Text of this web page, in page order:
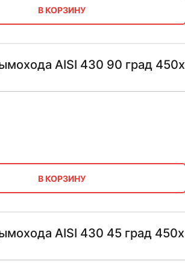
В КОРЗИНУ
AISI 430 90 град
В КОРЗИНУ
AISI 430 45 град